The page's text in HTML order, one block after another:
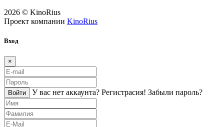
2026 © KinoRius
Проект компании KinoRius
Вход
×
Войти У вас нет аккаунта? Регистраcия! Забыли пароль?